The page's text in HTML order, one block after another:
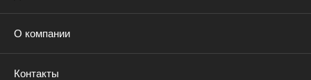
О компании
Контакты